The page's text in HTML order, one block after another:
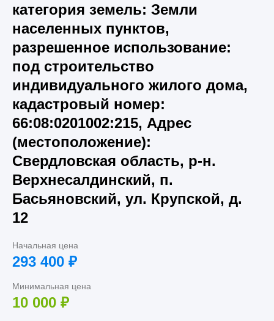
категория земель: Земли
населенных пунктов,
разрешенное использование:
под строительство
индивидуального жилого дома,
кадастровый номер:
66:08:0201002:215, Адрес
(местоположение):
Свердловская область, р-н.
Верхнесалдинский, п.
Басьяновский, ул. Крупской, д.
12
Начальная цена
293 400 ₽
Минимальная цена
10 000 ₽